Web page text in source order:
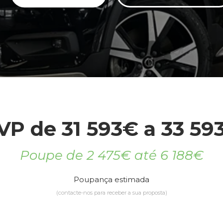
de 31 593€ a 33
Poupe de 2 475€ até 6 188€
Poupança estimada
(contacte-nos para receber a sua proposta)